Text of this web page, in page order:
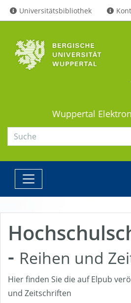
Universitätsbibliothek
Wuppertal
- Reihen und
Hier finden Sie die auf Elpub
und Zeitschriften